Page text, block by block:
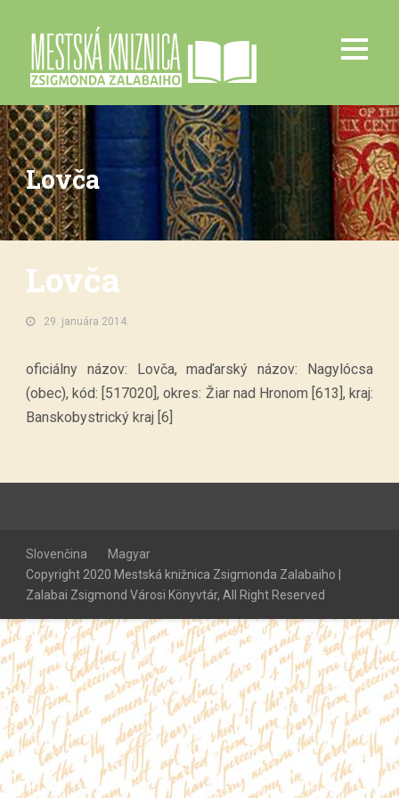
Lovča
Lovča
29. januára 2014.
oficiálny názov: Lovča, maďarský názov: Nagylócsa
(obec), kód: [517020], okres: Žiar nad Hronom [613], kraj:
Banskobystrický kraj [6]
Slovenčina
Magyar
Copyright 2020 Mestská knižnica Zsigmonda Zalabaiho |
Zalabai Zsigmond Városi Könyvtár, All Right Reserved